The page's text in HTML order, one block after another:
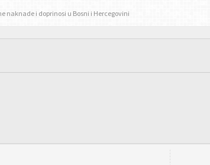
naknade i doprinosi u Bosni i Hercegovini